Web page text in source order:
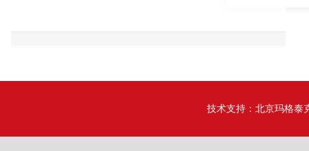
技术支持： 北京玛格泰